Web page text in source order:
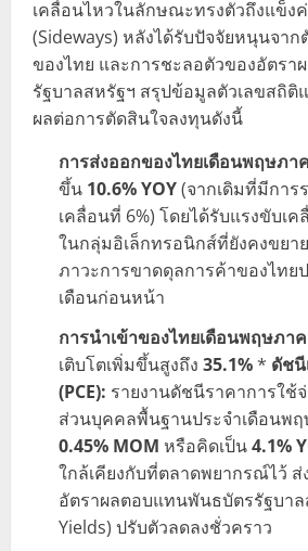
เคลื่อนไหวในลักษณะทรงตัวถึงแข็ง
(Sideways) หลังได้รับปัจจัยหนุนจาก
ของไทย และการชะลอตัวของอัตร
รัฐบาลสหรัฐฯ สรุปข้อมูลตัวเลขสถิ
ผลต่อการตัดสินใจลงทุนดังนี้
การส่งออกของไทยเดือนพฤษภา
ขึ้น 10.6% YOY(จากเดิมที่มีการ
เคลื่อนที่ 6%) โดยได้รับแรงขับเ
ในกลุ่มอิเล็กทรอนิกส์ที่ยังคงขยา
ภาวะการขาดดุลการค้าของไทย
เดือนก่อนหน้า
การนำเข้าของไทยเดือนพฤษภา
เติบโตเพิ่มขึ้นสูงถึง 35.1%* ดัชนี
(PCE): รายงานดัชนีราคาการใช้
ส่วนบุคคลพื้นฐานประจำเดือนพ
0.45% MOM หรือคิดเป็น4.1%
ใกล้เคียงกับที่ตลาดพยากรณ์ไว้
อัตราผลตอบแทนพันธบัตรรัฐบาล
Yields) ปรับตัวลดลงชั่วคราว